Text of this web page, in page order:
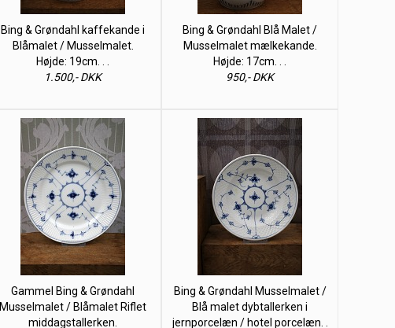
Bing & Grøndahl kaffekande i
Blåmalet / Musselmalet.
Højde: 19cm. . .
1.500,- DKK
Bing & Grøndahl Blå Malet /
Musselmalet mælkekande.
Højde: 17cm. . .
950,- DKK
Gammel Bing & Grøndahl
Musselmalet / Blåmalet Riflet
middagstallerken.
Bing & Grøndahl Musselmalet /
Blå malet dybtallerken i
jernporcelæn / hotel porcelæn. .